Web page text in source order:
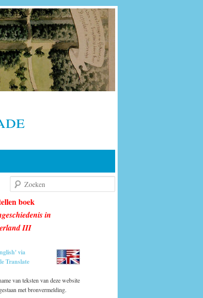
boek
in
III
via
Translate
van teksten van deze website
met bronvermelding.